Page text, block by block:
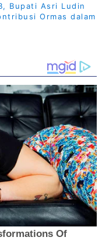
Bupati Asri Ludin
Ormas dalam